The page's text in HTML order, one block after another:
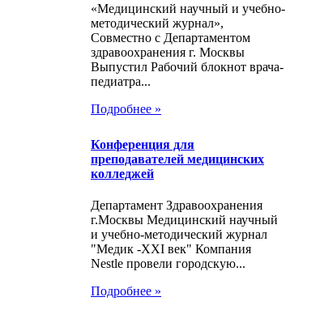
«Медицинский научный и учебно-
методический журнал»,
Совместно с Департаментом
здравоохранения г. Москвы
Выпустил Рабочий блокнот врача-
педиатра...
Подробнее »
Конференция для
преподавателей медицинских
колледжей
Департамент Здравоохранения
г.Москвы Медицинский научный
и учебно-методический журнал
"Медик -ХХI век" Компания
Nestle провели городскую...
Подробнее »